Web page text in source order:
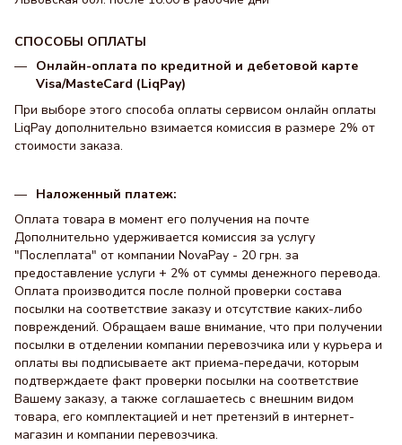
СПОСОБЫ ОПЛАТЫ
Онлайн-оплата по кредитной и дебетовой карте
Visa/MasteCard (LiqPay)
При выборе этого способа оплаты сервисом онлайн оплаты
LiqPay дополнительно взимается комиссия в размере 2% от
стоимости заказа.
Наложенный платеж:
Оплата товара в момент его получения на почте
Дополнительно удерживается комиссия за услугу
"Послеплата" от компании NovaPay - 20 грн. за
предоставление услуги + 2% от суммы денежного перевода.
Оплата производится после полной проверки состава
посылки на соответствие заказу и отсутствие каких-либо
повреждений. Обращаем ваше внимание, что при получении
посылки в отделении компании перевозчика или у курьера и
оплаты вы подписываете акт приема-передачи, которым
подтверждаете факт проверки посылки на соответствие
Вашему заказу, а также соглашаетесь с внешним видом
товара, его комплектацией и нет претензий в интернет-
магазин и компании перевозчика.